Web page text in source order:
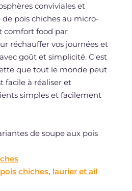
conviviales et
pois chiches au micro-
comfort food par
réchauffer vos journées et
goût et simplicité. C'est
que tout le monde peut
facile à réaliser et
simples et facilement
de soupe aux pois
chiches, laurier et ail